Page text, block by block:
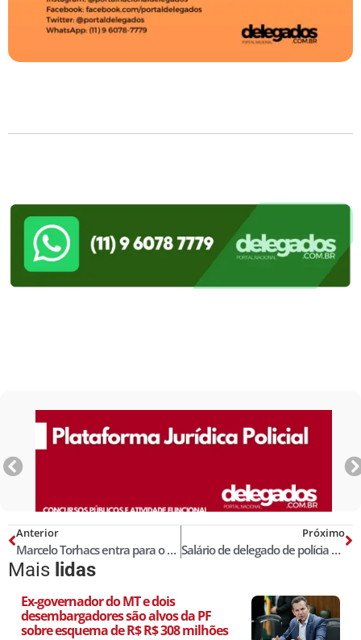
Anterior
Marcelo Torhacs entra para o Rol dos Melhores Delegados de Polícia do Brasil! Censo 2020
Próximo
Salário de delegado de polícia em SP é o menor do Brasil, diz estudo
Mais lidas
Ex-governador do MT e dois
desembargadores são alvos da PF
sobre esquema de R$ R$ 308 milhões